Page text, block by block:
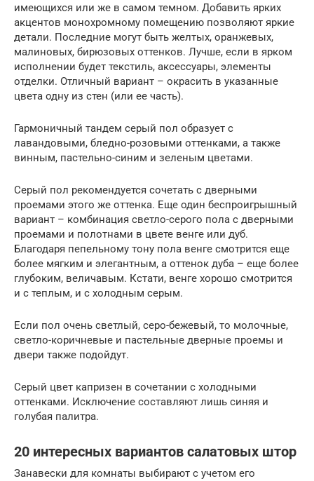
имеющихся или же в самом темном. Добавить ярких
акцентов монохромному помещению позволяют яркие
детали. Последние могут быть желтых, оранжевых,
малиновых, бирюзовых оттенков. Лучше, если в ярком
исполнении будет текстиль, аксессуары, элементы
отделки. Отличный вариант – окрасить в указанные
цвета одну из стен (или ее часть).
Гармоничный тандем серый пол образует с
лавандовыми, бледно-розовыми оттенками, а также
винным, пастельно-синим и зеленым цветами.
Серый пол рекомендуется сочетать с дверными
проемами этого же оттенка. Еще один беспроигрышный
вариант – комбинация светло-серого пола с дверными
проемами и полотнами в цвете венге или дуб.
Благодаря пепельному тону пола венге смотрится еще
более мягким и элегантным, а оттенок дуба – еще более
глубоким, величавым. Кстати, венге хорошо смотрится
и с теплым, и с холодным серым.
Если пол очень светлый, серо-бежевый, то молочные,
светло-коричневые и пастельные дверные проемы и
двери также подойдут.
Серый цвет капризен в сочетании с холодными
оттенками. Исключение составляют лишь синяя и
голубая палитра.
20 интересных вариантов салатовых штор
Занавески для комнаты выбирают с учетом его